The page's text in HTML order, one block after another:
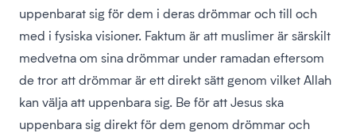
uppenbarat sig för dem i deras drömmar och till och
med i fysiska visioner. Faktum är att muslimer är särskilt
medvetna om sina drömmar under ramadan eftersom
de tror att drömmar är ett direkt sätt genom vilket Allah
kan välja att uppenbara sig. Be för att Jesus ska
uppenbara sig direkt för dem genom drömmar och